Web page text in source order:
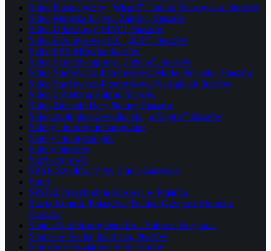
Sklep Kosmetyczny „Wispol”, Galeria Staszowska, Staszów
Sklep Maraska Justyna Zaleśna, Staszów
Sklep Odzieżowy VINCI, Staszów
Sklep Przemysłowy S.C. „KM”, Staszów
Sklep PSB Mrówka Staszów
Sklep Samoobsługowy „Helena”, Staszów
Sklep Spożywczo-Przemysłowy Maria Olejarska, Staszów
Sklep Spożywczo-Przemysłowy Na Łąkach Staszów
Sklep z Bielizną Halpol, Staszów
Sklep Zielarski Dary Natury, Staszów
Sklep zoologiczno-wędkarski „u Magdy” Staszów
Sklepy i hurtownie budowlane
Sklepy motoryzacyjne
Sklepy Staszów
Służba zdrowia
SPAR Szydłów, P. W. Emilia Zarzycka
Sport
SPZOZ Przychodnia Zdrowia w Połańcu
Stacja Kontroli Pojazdów Trucker Grzegorz Stondzik
Staszów
Stajnia Nad Strumykiem Ewa Subocz, Korytnica
Stanisław Siatka, internista, Staszów
Starostwo Powiatowe w Staszowie